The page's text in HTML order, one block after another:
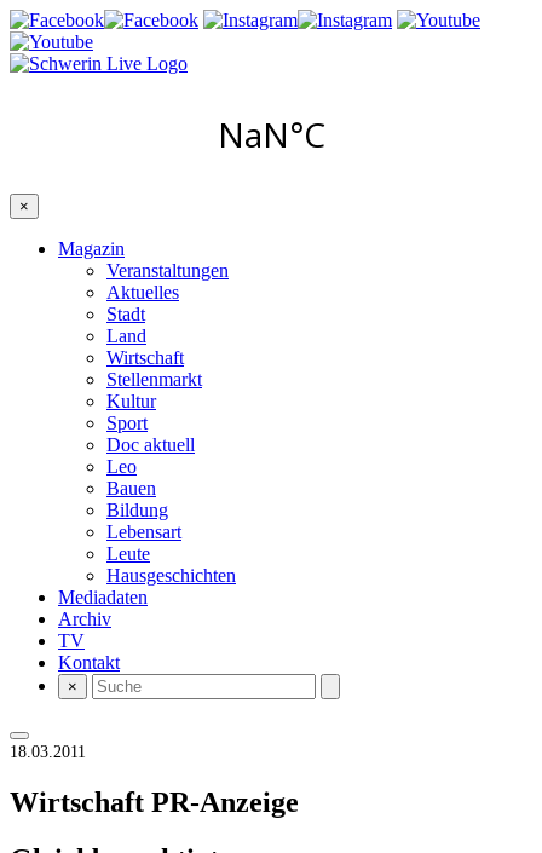
×
Magazin
Veranstaltungen
Aktuelles
Stadt
Land
Wirtschaft
Stellenmarkt
Kultur
Sport
Doc aktuell
Leo
Bauen
Bildung
Lebensart
Leute
Hausgeschichten
Mediadaten
Archiv
TV
Kontakt
×
18.03.2011
Wirtschaft PR-Anzeige